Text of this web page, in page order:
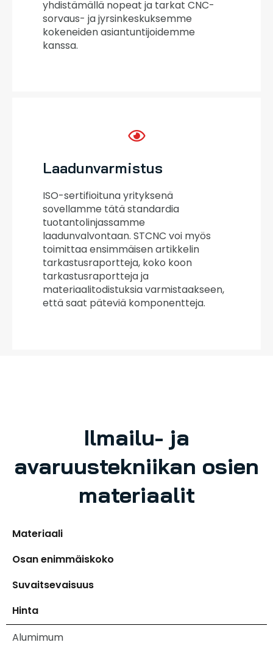
yhdistämällä nopeat ja tarkat CNC-
sorvaus- ja jyrsinkeskuksemme
kokeneiden asiantuntijoidemme
kanssa.
Laadunvarmistus
ISO-sertifioituna yrityksenä
sovellamme tätä standardia
tuotantolinjassamme
laadunvalvontaan. STCNC voi myös
toimittaa ensimmäisen artikkelin
tarkastusraportteja, koko koon
tarkastusraportteja ja
materiaalitodistuksia varmistaakseen,
että saat päteviä komponentteja.
Ilmailu- ja
avaruustekniikan osien
materiaalit
Materiaali
Osan enimmäiskoko
Suvaitsevaisuus
Hinta
Alumimum